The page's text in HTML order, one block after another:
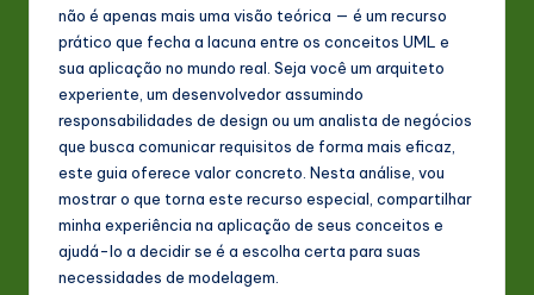
in
A
&
S
o
não é apenas mais uma visão teórica — é um recurso
prático que fecha a lacuna entre os conceitos UML e
sua aplicação no mundo real. Seja você um arquiteto
experiente, um desenvolvedor assumindo
responsabilidades de design ou um analista de negócios
que busca comunicar requisitos de forma mais eficaz,
este guia oferece valor concreto. Nesta análise, vou
mostrar o que torna este recurso especial, compartilhar
minha experiência na aplicação de seus conceitos e
ajudá-lo a decidir se é a escolha certa para suas
necessidades de modelagem.